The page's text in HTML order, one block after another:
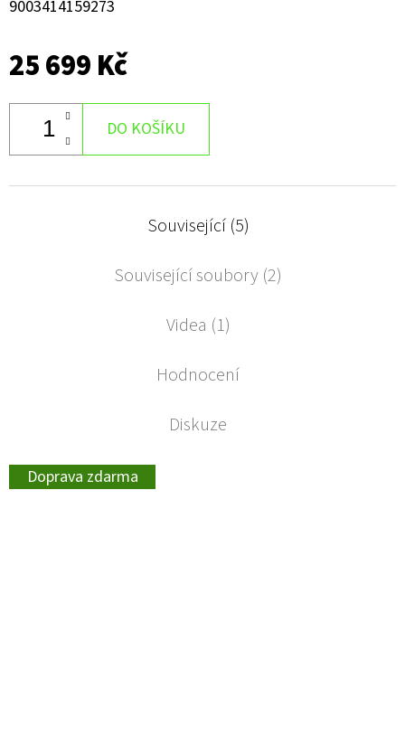
9003414159273
25 699 Kč
DO KOŠÍKU
Související (5)
Související soubory (2)
Videa (1)
Hodnocení
Diskuze
Doprava zdarma